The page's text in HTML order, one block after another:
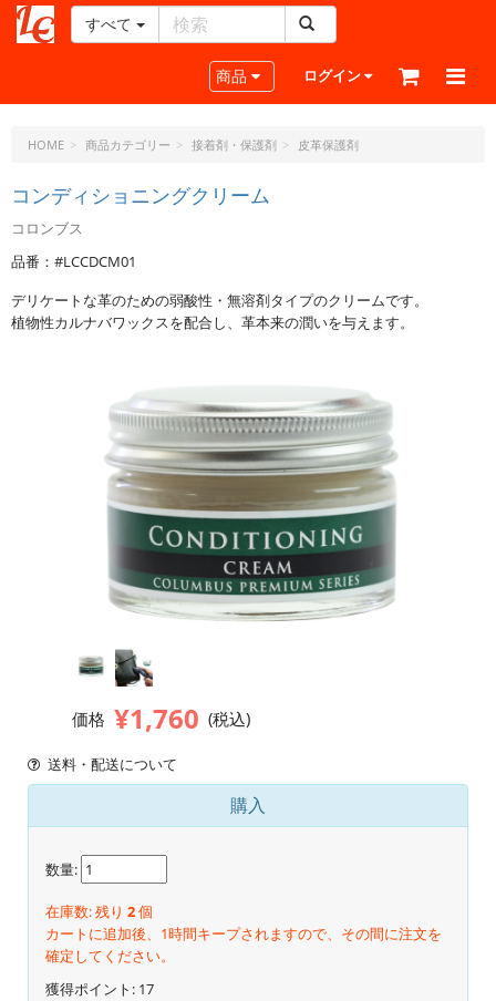
ー
ラ
ト・
ッ
ト・
ェ
ー
すべて
Toggle navigation
商品 ログイン
HOME 商品カテゴリー 接着剤・保護剤 皮革保護剤
コンディショニングクリーム
コロンブス
品番：#LCCDCM01
デリケートな革のための弱酸性・無溶剤タイプのクリームです。
植物性カルナバワックスを配合し、革本来の潤いを与えます。
価格 ¥1,760 (税込)
送料・配送について
購入
数量:
在庫数: 残り 2個
カートに追加後、1時間キープされますので、その間に注文を
確定してください。
獲得ポイント: 17